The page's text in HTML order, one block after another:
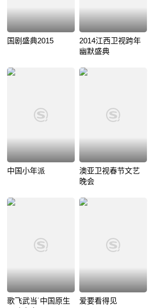
国剧盛典2015
2014江西卫视跨年
幽默盛典
中国小年派
澳亚卫视春节文艺
晚会
歌飞武当˙中国原生
爱要看得见